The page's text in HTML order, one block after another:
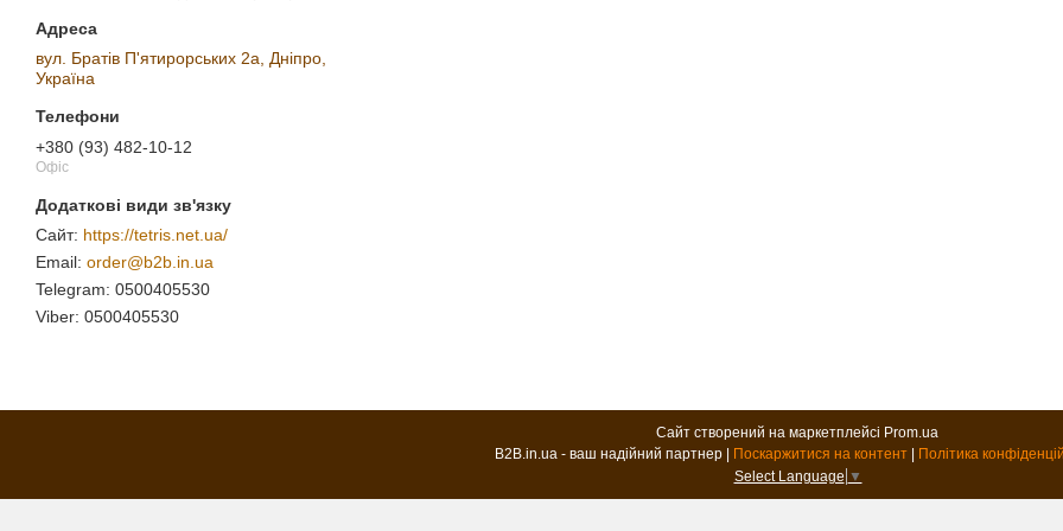
вул. Братів П'ятирорських 2а, Дніпро,
Україна
+380 (93) 482-10-12
Офіс
https://tetris.net.ua/
order@b2b.in.ua
0500405530
0500405530
Сайт створений на маркетплейсі Prom.ua
Поскаржитися на контент
Політика
Select Language ▼